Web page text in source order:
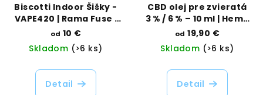
Biscotti Indoor Šišky -
VAPE420 | Rama Fuse |
Vaporama
od 10 €
Skladom (>6 ks)
Detail
CBD olej pre zvieratá
3 % / 6 % – 10 ml | Hemp
Point | Vaporama
od 19,90 €
Skladom (>6 ks)
Detail